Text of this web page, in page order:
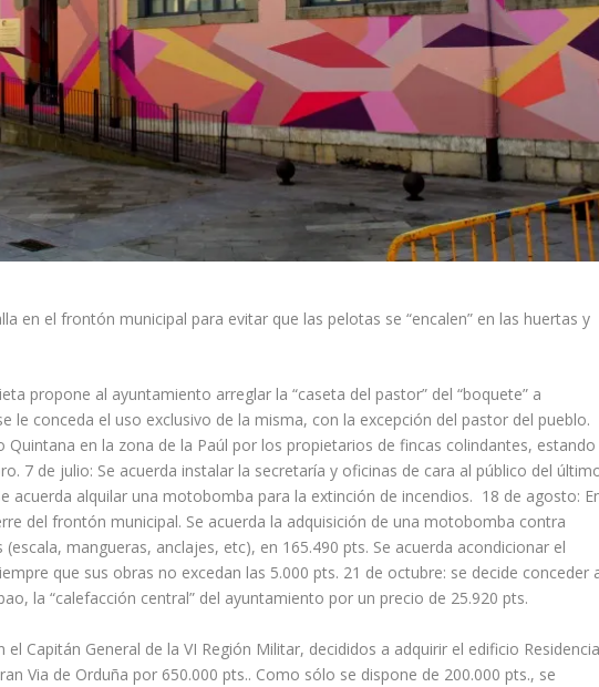
en el frontón municipal para evitar que las pelotas se “encalen” en las huertas y
propone al ayuntamiento arreglar la “caseta del pastor” del “boquete” a
le conceda el uso exclusivo de la misma, con la excepción del pastor del pueblo.
Quintana en la zona de la Paúl por los propietarios de fincas colindantes, estando
7 de julio: Se acuerda instalar la secretaría y oficinas de cara al público del
acuerda alquilar una motobomba para la extinción de incendios. 18 de agosto:
del frontón municipal. Se acuerda la adquisición de una motobomba contra
mangueras, anclajes, etc), en 165.490 pts. Se acuerda acondicionar el
que sus obras no excedan las 5.000 pts. 21 de octubre: se decide conceder
la “calefacción central” del ayuntamiento por un precio de 25.920 pts.
Capitán General de la VI Región Militar, decididos a adquirir el edificio Residencia
Via de Orduña por 650.000 pts.. Como sólo se dispone de 200.000 pts., se